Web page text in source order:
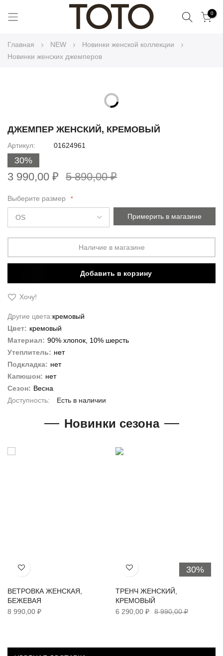
Поиск0
Главная NEW
Новинки женской коллекции
Новинки женских джемперов
end
of
the
images
gallery
to
beginning
the
gallery
ДЖЕМПЕР ЖЕНСКИЙ, КРЕМОВЫЙ
Артикул 01624961
30%
3 990,00 ₽ 5 890,00 ₽
Выберите размер
Примерить в магазине
Наличие в магазине
Добавить в корзину
Хочу!
Другие цвета:кремовый
Цвет: кремовый
Материал: 90% хлопок, 10% шерсть
Утеплитель: нет
Подкладка: нет
Капюшон: нет
Сезон: Весна
Есть в наличии
Новинки сезона
Хочу!
ВЕТРОВКА ЖЕНСКАЯ,
БЕЖЕВАЯ
8 990,00 ₽
30%
Хочу!
ТРЕНЧ ЖЕНСКИЙ,
КРЕМОВЫЙ
6 290,00 ₽
8 990,00 ₽